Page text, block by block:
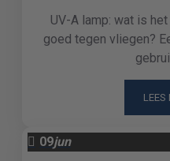
UV-A lamp: wat is
goed tegen vliegen?
LEES
09jun